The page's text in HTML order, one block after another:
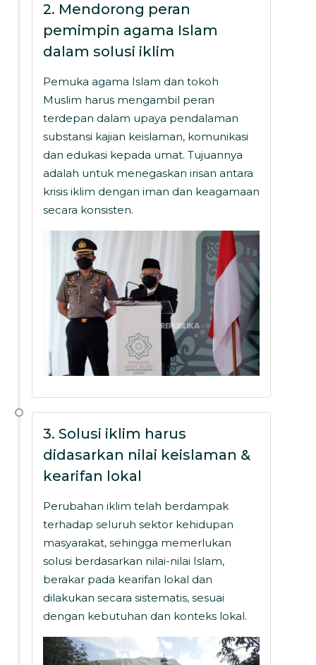
2. Mendorong peran
pemimpin agama Islam
dalam solusi iklim
Pemuka agama Islam dan tokoh
Muslim harus mengambil peran
terdepan dalam upaya pendalaman
substansi kajian keislaman, komunikasi
dan edukasi kepada umat. Tujuannya
adalah untuk menegaskan irisan antara
krisis iklim dengan iman dan keagamaan
secara konsisten.
3. Solusi iklim harus
didasarkan nilai keislaman &
kearifan lokal
Perubahan iklim telah berdampak
terhadap seluruh sektor kehidupan
masyarakat, sehingga memerlukan
solusi berdasarkan nilai-nilai Islam,
berakar pada kearifan lokal dan
dilakukan secara sistematis, sesuai
dengan kebutuhan dan konteks lokal.